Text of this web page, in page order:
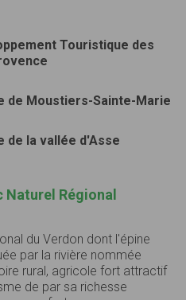
Touristique des
de Moustiers-Sainte-Marie
de la vallée d'Asse
Régional
du Verdon dont l'épine
par la rivière nommée
rural, agricole fort attractif
de par sa richesse